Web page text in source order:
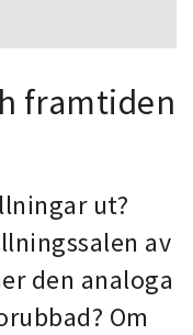
framtiden
ut?
av
den analoga
Om